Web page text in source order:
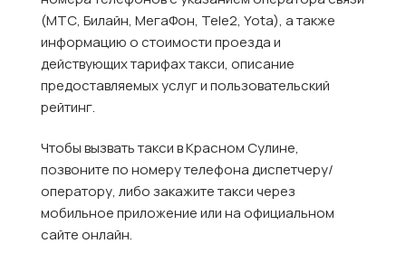
(МТС, Билайн, МегаФон, Tele2, Yota), а также
информацию о стоимости проезда и
действующих тарифах такси, описание
предоставляемых услуг и пользовательский
рейтинг.
Чтобы вызвать такси в Красном Сулине,
позвоните по номеру телефона диспетчеру/
оператору, либо закажите такси через
мобильное приложение или на официальном
сайте онлайн.